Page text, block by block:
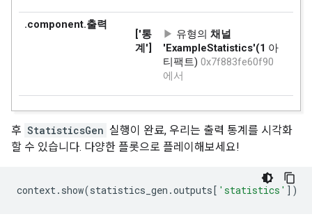
    key: "pickup_community_area"
    value {
  feature {
    key: "pickup_latitude"
    value {
      float_list {
      }
  feature {
후 StatisticsGen 실행이 완료, 우리는 출력 통계를 시각화
할 수 있습니다. 다양한 플롯으로 플레이해보세요!
context. show(statistics_gen .outputs[ 'statistics' ])